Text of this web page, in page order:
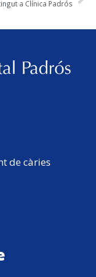
a Clínica Padrós
de càries